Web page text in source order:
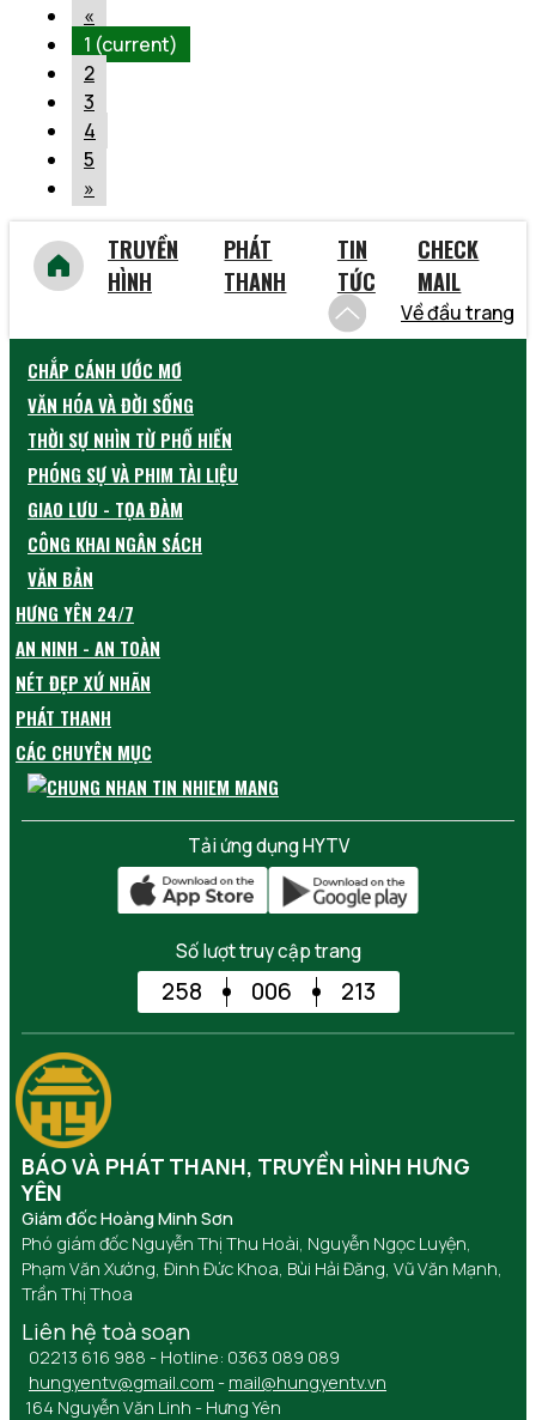
«
1 (current)
2
3
4
5
»
TRUYỀN
HÌNH
PHÁT
THANH
TIN
TỨC
CHECK
MAIL
Về đầu trang
CHẮP CÁNH ƯỚC MƠ
VĂN HÓA VÀ ĐỜI SỐNG
THỜI SỰ NHÌN TỪ PHỐ HIẾN
PHÓNG SỰ VÀ PHIM TÀI LIỆU
GIAO LƯU - TỌA ĐÀM
CÔNG KHAI NGÂN SÁCH
VĂN BẢN
HƯNG YÊN 24/7
AN NINH - AN TOÀN
NÉT ĐẸP XỨ NHÃN
PHÁT THANH
CÁC CHUYÊN MỤC
Tải ứng dụng HYTV
Số lượt truy cập trang
258 006 213
BÁO VÀ PHÁT THANH, TRUYỀN HÌNH HƯNG
YÊN
Giám đốc Hoàng Minh Sơn
Phó giám đốc Nguyễn Thị Thu Hoài, Nguyễn Ngọc Luyện,
Phạm Văn Xướng, Đinh Đức Khoa, Bùi Hải Đăng, Vũ Văn Mạnh,
Trần Thị Thoa
Liên hệ toà soạn
02213 616 988 - Hotline: 0363 089 089
hungyentv@gmail.com - mail@hungyentv.vn
164 Nguyễn Văn Linh - Hưng Yên